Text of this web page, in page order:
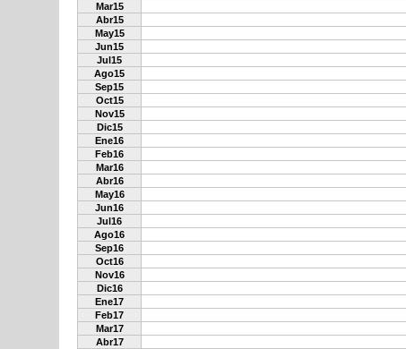
Mar15
Abr15
May15
Jun15
Jul15
Ago15
Sep15
Oct15
Nov15
Dic15
Ene16
Feb16
Mar16
Abr16
May16
Jun16
Jul16
Ago16
Sep16
Oct16
Nov16
Dic16
Ene17
Feb17
Mar17
Abr17